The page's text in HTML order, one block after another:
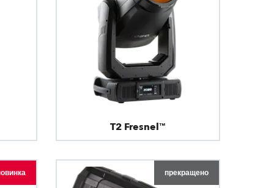
T2 Fresnel™
прекращено